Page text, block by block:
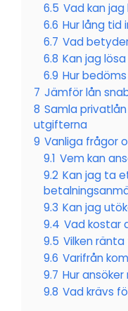
6.5 Vad kan
6.6 Hur lång tid
6.7 Vad
6.8 Kan jag
6.9 Hur
7 Jämför lån
8 Samla
utgifterna
9 Vanliga frågor
9.1 Vem kan
9.2 Kan jag ta
9.3 Kan jag
9.4 Vad kostar
9.5 Vilken
9.6 Varifrån
9.7 Hur
9.8 Vad krävs